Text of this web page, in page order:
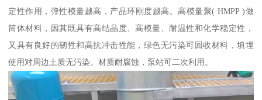
定性作用，弹性模量越高，产品环刚度越高。高模量聚( HMPP )做
筒体材料，因其既具有高结晶度、高模量、耐温性和化学稳定性，
又具有良好的韧性和高抗冲击性能，绿色无污染可回收材料，填埋
使用对周边土质无污染。材质耐腐蚀，泵站可二次利用。